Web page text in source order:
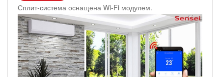
Сплит-система оснащена Wi-Fi модулем.